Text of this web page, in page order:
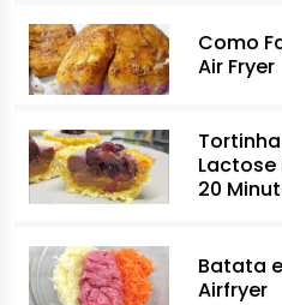
Como
Air Fryer
Lactose
20
Batata
Airfryer